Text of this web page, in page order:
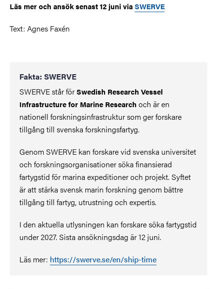
Läs mer och ansök senast 12 juni viaSWERVE
Text: Agnes Faxén
Fakta: SWERVE
SWERVE står förSwedish Research Vessel
Infrastructure for Marine Research och är en
nationell forskningsinfrastruktur som ger forskare
tillgång till svenska forskningsfartyg.
Genom SWERVE kan forskare vid svenska universitet
och forskningsorganisationer söka finansierad
fartygstid för marina expeditioner och projekt. Syftet
är att stärka svensk marin forskning genom bättre
tillgång till fartyg, utrustning och expertis.
I den aktuella utlysningen kan forskare söka fartygstid
under 2027. Sista ansökningsdag är 12 juni.
Läs mer: https://swerve.se/en/ship-time